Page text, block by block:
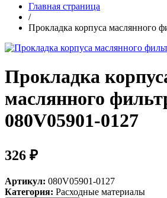
Главная страница
/
Прокладка корпуса маслянного
Прокладка
маслянного
080V05901-0127
326 ₽
Артикул: 080V05901-0127
Категория: Расходные материалы